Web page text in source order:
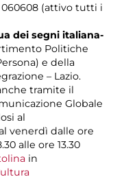
(attivo tutti i
dei segni italiana-
Politiche
e della
– Lazio.
tramite il
Globale
al
venerdì dalle ore
alle ore 13.30
in